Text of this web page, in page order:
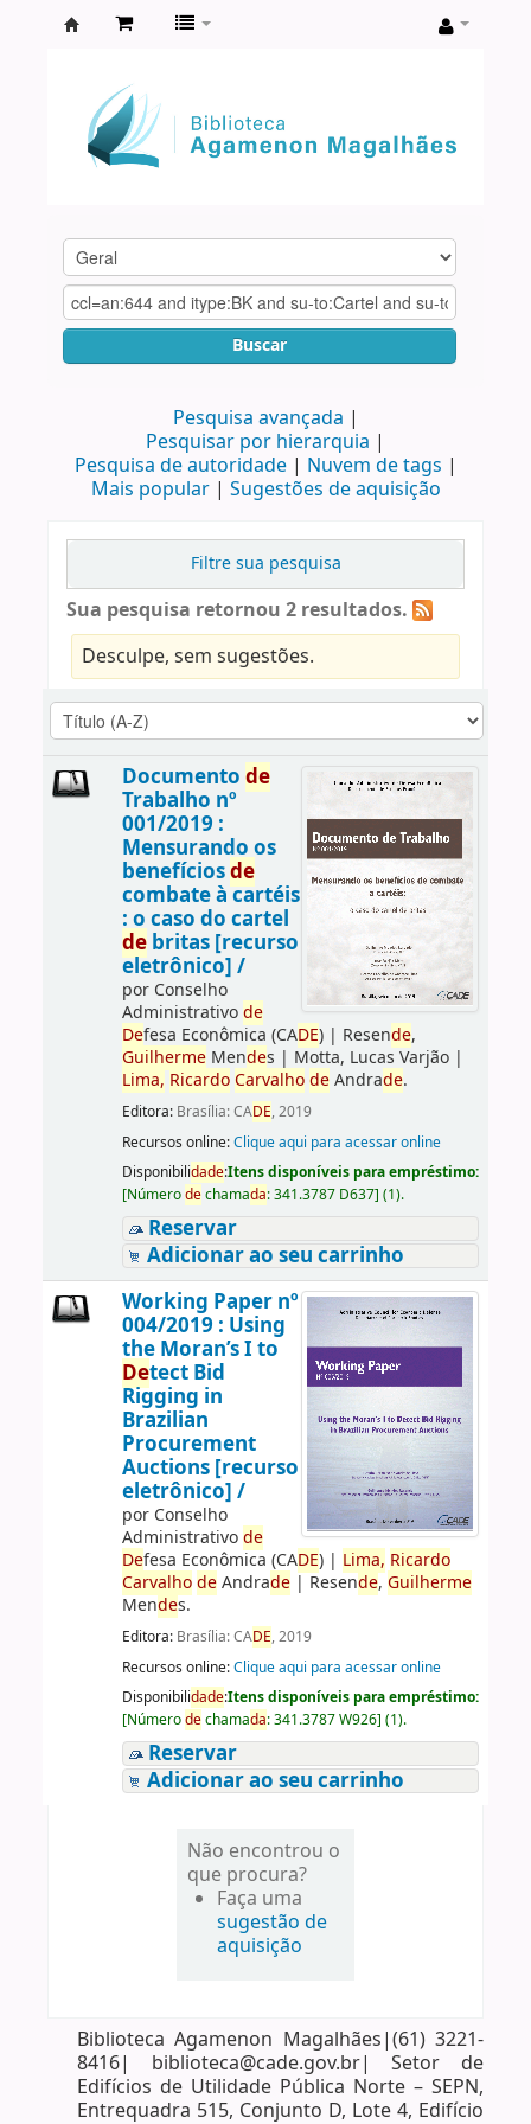
Agamenon
Magalhães
Buscar
Pesquisa avançada
Pesquisar por hierarquia
Pesquisa de autoridade
Nuvem de tags
Mais popular
Sugestões de aquisição
Filtre sua pesquisa
Sua pesquisa retornou 2 resultados.
Desculpe, sem sugestões.
Documento de
Trabalho nº
001/2019 :
Mensurando os
benefíciosde
combate à cartéis
: o caso do cartel
debritas [recurso
eletrônico] /
por Conselho
Administrativode
Defesa Econômica (CADE)| Resende,
GuilhermeMendes | Motta, Lucas Varjão|
Lima, Ricardo Carvalho deAndrade.
Editora: Brasília: CADE, 2019
Recursos online:Clique aqui para acessar online
Disponibilidade:Itens disponíveis para empréstimo:
[Númerodechamada:341.3787 D637] (1).
Reservar
Adicionar ao seu carrinho
Working Paper nº
004/2019 : Using
the Moran’s I to
Detect Bid
Rigging in
Brazilian
Procurement
Auctions [recurso
eletrônico] /
por Conselho
Administrativode
Defesa Econômica (CADE)| Lima, Ricardo
Carvalho deAndrade| Resende, Guilherme
Mendes.
Editora: Brasília: CADE, 2019
Recursos online:Clique aqui para acessar online
Disponibilidade:Itens disponíveis para empréstimo:
[Númerodechamada:341.3787 W926] (1).
Reservar
Adicionar ao seu carrinho
Não encontrou o
que procura?
Faça uma
sugestão de
aquisição
Biblioteca Agamenon Magalhães|(61) 3221-
8416| biblioteca@cade.gov.br| Setor de
Edifícios de Utilidade Pública Norte – SEPN,
Entrequadra 515, Conjunto D, Lote 4, Edifício